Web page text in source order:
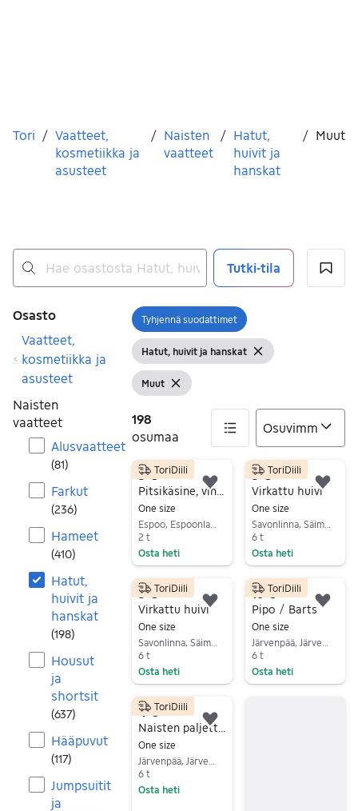
Olet tässä
Tori / Vaatteet,
kosmetiikka ja
asusteet
/ Naisten
vaatteet
/ Hatut,
huivit ja
hanskat
/ Muut
Tutki-tila
Suodattimet
Osasto
Vaatteet,
kosmetiikka ja
asusteet
Naisten
vaatteet
Alusvaatteet
(81)
Farkut
(236)
Hameet
(410)
Hatut,
huivit ja
hanskat
(198)
Housut
ja
shortsit
(637)
Hääpuvut
(117)
Jumpsuitit
ja
Avaa suodatin
Tyhjennä suodattimet
Näytä suodattimet
Hatut, huivit ja hanskat Tyhjennä
Näytä suodattimet
Muut Tyhjennä suodatin
198
osumaa
198 tulos(ta)
3 €
One size
2 t
Osta heti
ToriDiili
Lisää suosikiksi.
3 €
Virkattu huivi
One size
Savonlinna, Säimen, Etelä-Savo
6 t
Osta heti
ToriDiili
3 €
Virkattu huivi
One size
6 t
Osta heti
ToriDiili
Lisää suosikiksi.
16 €
Pipo / Barts
One size
6 t
Osta heti
ToriDiili
4 €
One size
6 t
Osta heti
ToriDiili